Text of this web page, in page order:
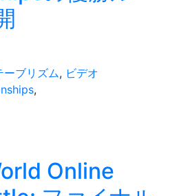
ーブリズム, ビデオ
,
Online